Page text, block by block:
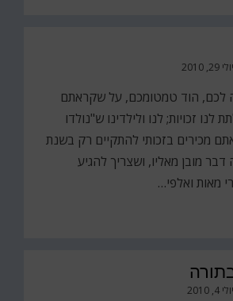
יולי 29, 2010
לכם, הוד טמטומכם, על שקראתם
זכויות; לנו ולילדינו ש"נולדו
מכירים בזכותי להתקיים רק בשנת
זה דבר מובן מאליו, ושצריך להגיע
מאות ואלפי…
יולי 4, 2010